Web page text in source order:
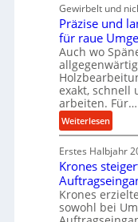
e
i
m
D
r
ü
c
k
p
r
o
z
e
u
g
e
l
g
e
w
i
n
d
e
r
i
Gewirbelt und
Präzise und
für raue
Auch wo
exakt, schnell
arbeiten. Für…
Weiterlesen:
P
r
ä
z
i
s
Erstes Halbjahr
Krones
Krones
sowohl bei